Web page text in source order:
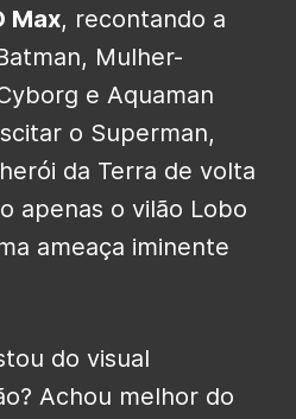
Max, recontando a
Mulher-
e Aquaman
o Superman,
da Terra de volta
apenas o vilão Lobo
ameaça iminente
do visual
Achou melhor do